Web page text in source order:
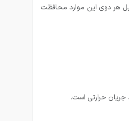
هر دوی این موارد محافظت
جریان حرارتی است.